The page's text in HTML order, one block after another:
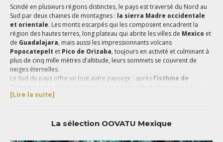
Scindé en plusieurs régions distinctes, le pays est traversé du Nord au
Sud par deux chaines de montagnes : la sierra Madre occidentale
et orientale. Les monts escarpés qui les composent encadrent la
région des hautes terres, long plateau qui abrite les villes de Mexico et
de Guadalajara, mais aussi les impressionnants volcans
Popocatepelt et Pico de Orizaba, toujours en activité et culminant à
plus de cinq mille mètres d’altitude, leurs sommets se couvrent de
neiges éternelles.
Le Sud du pays offre un tout autre paysage : aprèsl’isthme de
bordé par lamer des Caraïbes
emblématiques de laRiviera Maya. Celles-ci sont entrecoupées par
des rochers coralliens et bordées par la mangrove. Ce décor de rêve
[Lire la suite]
La sélection OOVATU Mexique